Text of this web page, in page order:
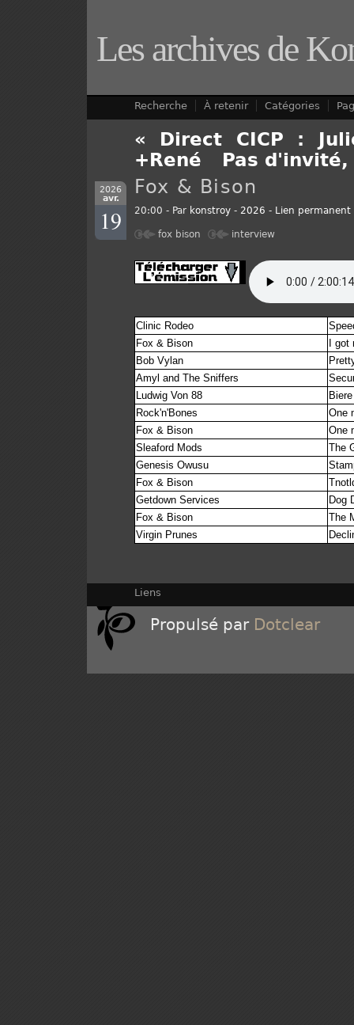
Les archives de
Recherche À retenir Catégories
« Direct CICP :
+René
Pas
2026
avr.
19
Fox & Bison
20:00 - Par konstroy - 2026 - Lien permanent
fox bison interview
Clinic Rodeo
Fox & Bison
I
Bob Vylan
Amyl and The Sniffers
Ludwig Von 88
Rock'n'Bones
One
Fox & Bison
One
Sleaford Mods
The
Genesis Owusu
Fox & Bison
Getdown Services
Dog
Fox & Bison
The
Virgin Prunes
Liens
Propulsé par Dotclear